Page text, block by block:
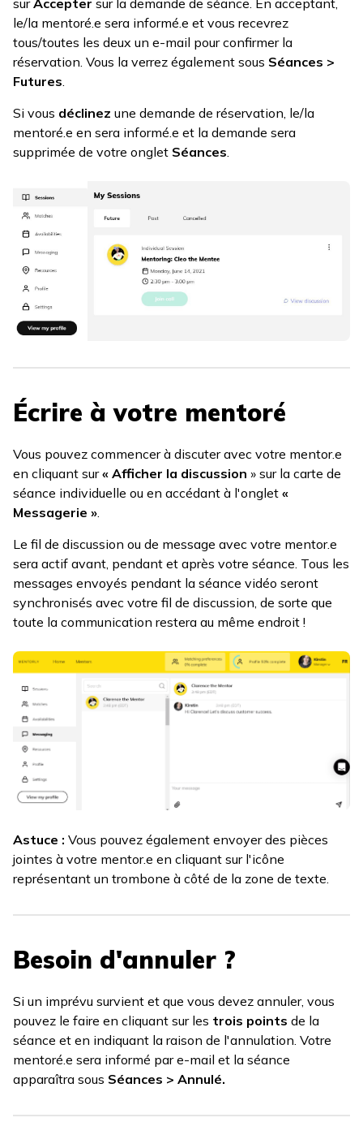
surAccepter sur la demande de séance. En acceptant,
le/la mentoré.e sera informé.e et vous recevrez
tous/toutes les deux un e-mail pour confirmer la
réservation. Vous la verrez également sous Séances >
Futures.
Si vous déclinez une demande de réservation, le/la
mentoré.e en sera informé.e et la demande sera
supprimée de votre onglet Séances.
Écrire à votre mentoré
Vous pouvez commencer à discuter avec votre mentor.e
en cliquant sur« Afficher la discussion » sur la carte de
séance individuelle ou en accédant à l'onglet «
Messagerie »
Le fil de discussion ou de message avec votre mentor.e
sera actif avant, pendant et après votre séance. Tous les
messages envoyés pendant la séance vidéo seront
synchronisés avec votre fil de discussion, de sorte que
toute la communication restera au même endroit !
Astuce : Vous pouvez également envoyer des pièces
jointes à votre mentor.e en cliquant sur l'icône
représentant un trombone à côté de la zone de texte.
Besoin d'annuler ?
Si un imprévu survient et que vous devez annuler, vous
pouvez le faire en cliquant sur les trois points de la
séance et en indiquant la raison de l'annulation. Votre
mentoré.e sera informé par e-mail et la séance
apparaîtra sous Séances > Annulé.